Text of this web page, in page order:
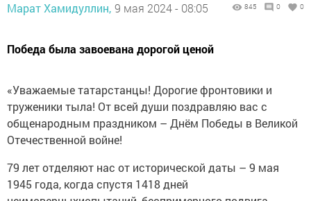
Марат Хамидуллин, 9 мая 2024 - 08:05 845 0 0
Победа была завоевана дорогой ценой
«Уважаемые татарстанцы! Дорогие фронтовики и
труженики тыла! От всей души поздравляю вас с
общенародным праздником – Днём Победы в Великой
Отечественной войне!
79 лет отделяют нас от исторической даты – 9 мая
1945 года, когда спустя 1418 дней